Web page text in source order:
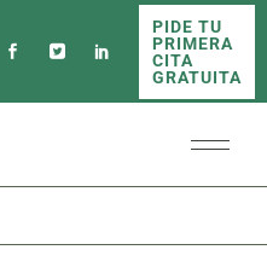
PIDE TU
PRIMERA
CITA
GRATUITA